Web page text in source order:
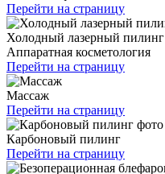
Перейти на страницу
Холодный лазерный пилинг
Аппаратная косметология
Перейти на страницу
Массаж
Перейти на страницу
Карбоновый пилинг
Перейти на страницу